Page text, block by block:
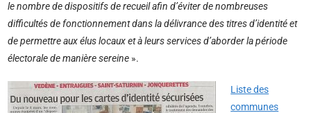
le nombre de dispositifs de recueil afin d’éviter de nombreuses
difficultés de fonctionnement dans la délivrance des titres d’identité et
de permettre aux élus locaux et à leurs services d’aborder la période
électorale de manière sereine ».
Liste des
communes